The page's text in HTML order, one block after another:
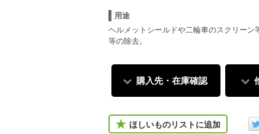
用途
ヘルメットシールドや二輪車のスクリーン
等の除去。
購入先・在庫確認
ほしいものリストに追加
このア